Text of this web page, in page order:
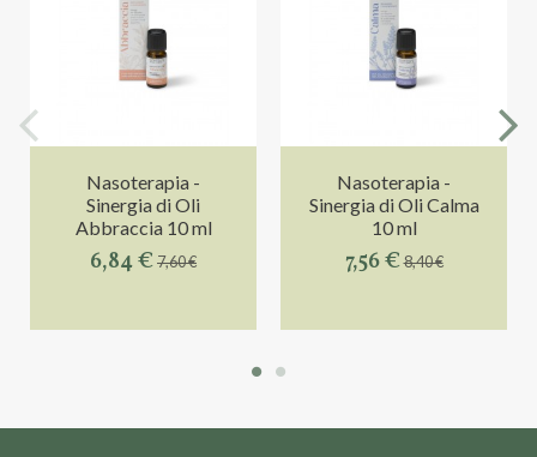
Nasoterapia -
Sinergia di Oli
Abbraccia 10 ml
6,84 €7,60 €
Nasoterapia -
Sinergia di Oli Calma
10 ml
7,56 €8,40 €